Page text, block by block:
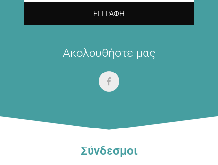
ΕΓΓΡΑΦΉ
Ακολουθήστε μας
Σύνδεσμοι